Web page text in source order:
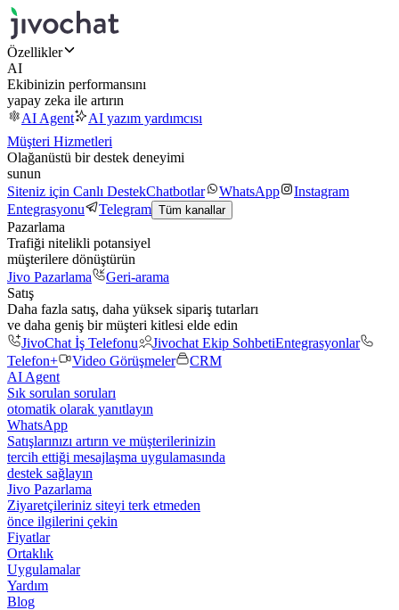
Özellikler
AI
Ekibinizin performansını
yapay zeka ile artırın
AI Agent
AI yazım yardımcısı
Müşteri Hizmetleri
Olağanüstü bir destek deneyimi
sunun
Siteniz için Canlı DestekChatbotlar WhatsApp
Instagram
Entegrasyonu
Telegram Tüm kanallar
Pazarlama
Trafiği nitelikli potansiyel
müşterilere dönüştürün
Jivo Pazarlama
Geri-arama
Satış
Daha fazla satış, daha yüksek sipariş tutarları
ve daha geniş bir müşteri kitlesi elde edin
JivoChat İş Telefonu
Jivochat Ekip SohbetiEntegrasyonlar
Telefon+
Video Görüşmeler
CRM
AI Agent
Sık sorulan soruları
otomatik olarak yanıtlayın
WhatsApp
Satışlarınızı artırın ve müşterilerinizin
tercih ettiği mesajlaşma uygulamasında
destek sağlayın
Jivo Pazarlama
Ziyaretçileriniz siteyi terk etmeden
önce ilgilerini çekin
Fiyatlar
Ortaklık
Uygulamalar
Yardım
Blog